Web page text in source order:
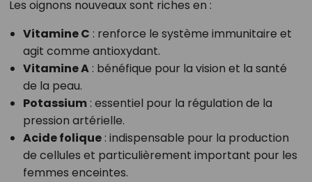
Les oignons nouveaux sont riches en :
Vitamine C : renforce le système immunitaire et
agit comme antioxydant.
Vitamine A: bénéfique pour la vision et la santé
de la peau.
Potassium: essentiel pour la régulation de la
pression artérielle.
Acide folique: indispensable pour la production
de cellules et particulièrement important pour les
femmes enceintes.